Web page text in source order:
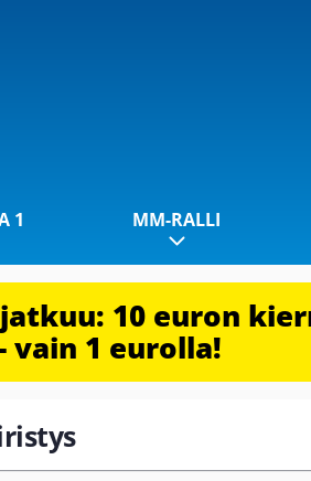
1 MM-RALLI
10 euron
vain 1 eurolla!